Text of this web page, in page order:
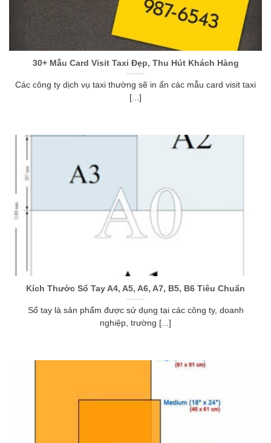
30+ Mẫu Card Visit Taxi Đẹp, Thu Hút Khách Hàng
Các công ty dịch vụ taxi thường sẽ in ấn các mẫu card visit taxi
[...]
Kích Thước Sổ Tay A4, A5, A6, A7, B5, B6 Tiêu Chuẩn
Sổ tay là sản phẩm được sử dụng tại các công ty, doanh
nghiệp, trường [...]